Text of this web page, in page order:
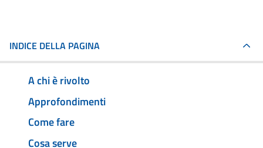
INDICE DELLA PAGINA
A chi è rivolto
Approfondimenti
Come fare
Cosa serve